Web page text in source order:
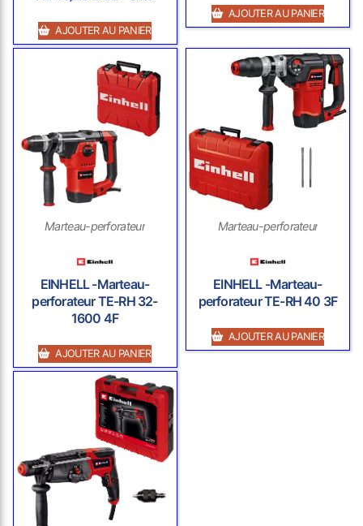
AJOUTER AU PANIER
AJOUTER AU PANIER
Marteau-perforateur
EINHELL -Marteau-
perforateur TE-RH 32-
1600 4F
AJOUTER AU PANIER
Marteau-perforateur
EINHELL -Marteau-
perforateur TE-RH 40 3F
AJOUTER AU PANIER